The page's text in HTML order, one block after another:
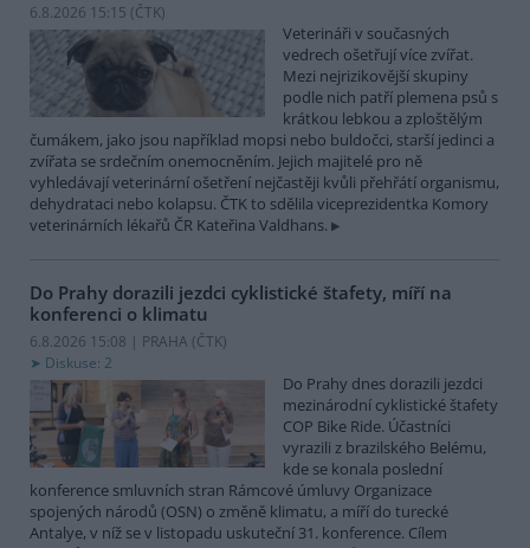
6.8.2026 15:15 (ČTK)
Veterináři v současných
vedrech ošetřují více zvířat.
Mezi nejrizikovější skupiny
podle nich patří plemena psů s
krátkou lebkou a zploštělým
čumákem, jako jsou například mopsi nebo buldočci, starší jedinci a
zvířata se srdečním onemocněním. Jejich majitelé pro ně
vyhledávají veterinární ošetření nejčastěji kvůli přehřátí organismu,
dehydrataci nebo kolapsu. ČTK to sdělila viceprezidentka Komory
veterinárních lékařů ČR Kateřina Valdhans.
Do Prahy dorazili jezdci cyklistické štafety, míří na
konferenci o klimatu
6.8.2026 15:08 | PRAHA (ČTK)
Diskuse: 2
Do Prahy dnes dorazili jezdci
mezinárodní cyklistické štafety
COP Bike Ride. Účastníci
vyrazili z brazilského Belému,
kde se konala poslední
konference smluvních stran Rámcové úmluvy Organizace
spojených národů (OSN) o změně klimatu, a míří do turecké
Antalye, v níž se v listopadu uskuteční 31. konference. Cílem